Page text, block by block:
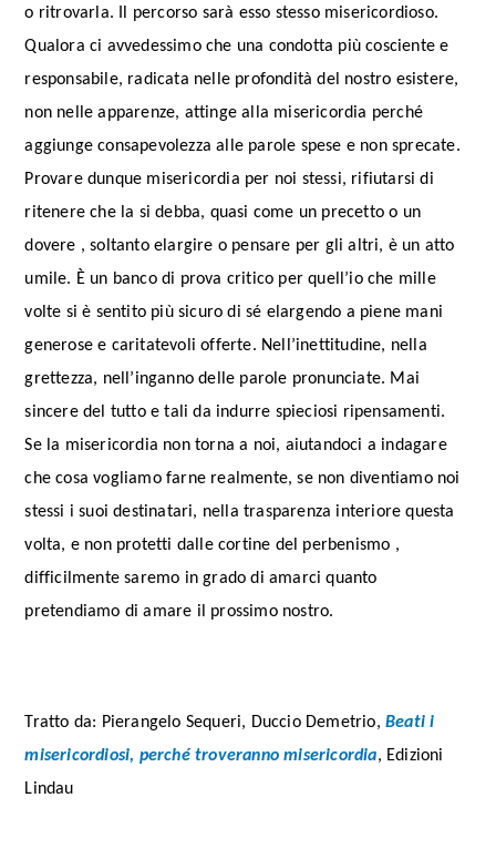
o ritrovarla. Il percorso sarà esso stesso misericordioso.
Qualora ci avvedessimo che una condotta più cosciente e
responsabile, radicata nelle profondità del nostro esistere,
non nelle apparenze, attinge alla misericordia perché
aggiunge consapevolezza alle parole spese e non sprecate.
Provare dunque misericordia per noi stessi, rifiutarsi di
ritenere che la si debba, quasi come un precetto o un
dovere , soltanto elargire o pensare per gli altri, è un atto
umile. È un banco di prova critico per quell’io che mille
volte si è sentito più sicuro di sé elargendo a piene mani
generose e caritatevoli offerte. Nell’inettitudine, nella
grettezza, nell’inganno delle parole pronunciate. Mai
sincere del tutto e tali da indurre spieciosi ripensamenti.
Se la misericordia non torna a noi, aiutandoci a indagare
che cosa vogliamo farne realmente, se non diventiamo noi
stessi i suoi destinatari, nella trasparenza interiore questa
volta, e non protetti dalle cortine del perbenismo ,
difficilmente saremo in grado di amarci quanto
pretendiamo di amare il prossimo nostro.
Tratto da: Pierangelo Sequeri, Duccio Demetrio,Beati i
misericordiosi, perché troveranno misericordia, Edizioni
Lindau